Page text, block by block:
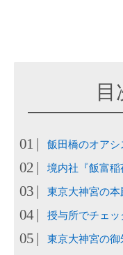
目
飯田橋のオアシ
境内社『飯富稲
東京大神宮の本
授与所でチェッ
東京大神宮の御